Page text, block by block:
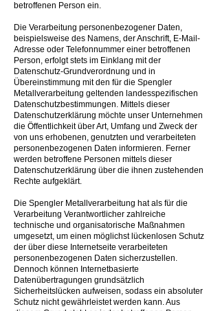
betroffenen Person ein.
Die Verarbeitung personenbezogener Daten,
beispielsweise des Namens, der Anschrift, E-Mail-
Adresse oder Telefonnummer einer betroffenen
Person, erfolgt stets im Einklang mit der
Datenschutz-Grundverordnung und in
Übereinstimmung mit den für die Spengler
Metallverarbeitung geltenden landesspezifischen
Datenschutzbestimmungen. Mittels dieser
Datenschutzerklärung möchte unser Unternehmen
die Öffentlichkeit über Art, Umfang und Zweck der
von uns erhobenen, genutzten und verarbeiteten
personenbezogenen Daten informieren. Ferner
werden betroffene Personen mittels dieser
Datenschutzerklärung über die ihnen zustehenden
Rechte aufgeklärt.
Die Spengler Metallverarbeitung hat als für die
Verarbeitung Verantwortlicher zahlreiche
technische und organisatorische Maßnahmen
umgesetzt, um einen möglichst lückenlosen Schutz
der über diese Internetseite verarbeiteten
personenbezogenen Daten sicherzustellen.
Dennoch können Internetbasierte
Datenübertragungen grundsätzlich
Sicherheitslücken aufweisen, sodass ein absoluter
Schutz nicht gewährleistet werden kann. Aus